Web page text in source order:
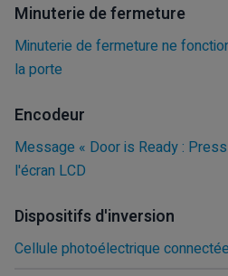
Minuterie de fermeture
Minuterie de fermeture ne
la porte
Encodeur
Message « Door is Ready :
l'écran LCD
Dispositifs d'inversion
Cellule photoélectrique